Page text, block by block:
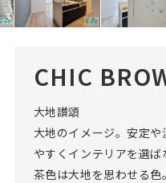
CHIC
大地讃頌
大地のイメージ。安定
やすくインテリアを選ば
茶色は大地を思わせる